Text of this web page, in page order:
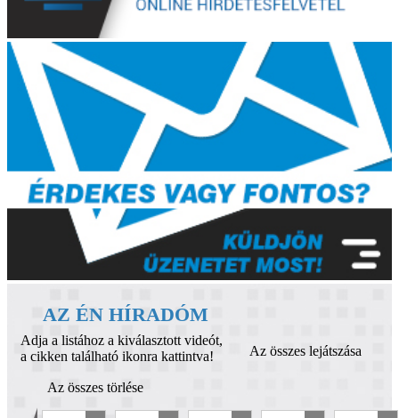
AZ ÉN HÍRADÓM
Adja a listához a kiválasztott videót,
a cikken található ikonra kattintva!
Az összes lejátszása
Az összes törlése